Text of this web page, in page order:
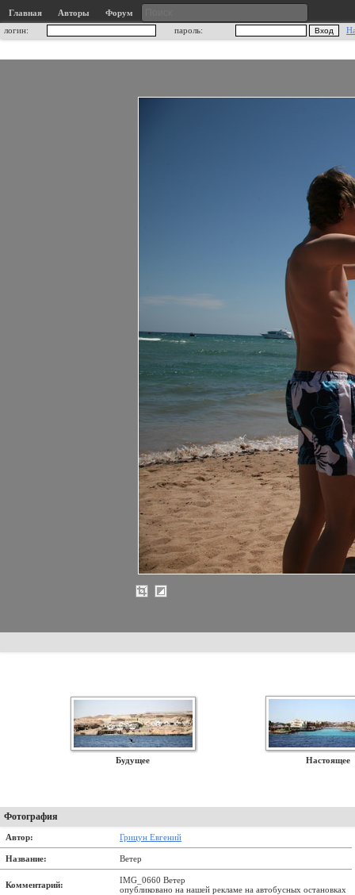
Главная Авторы
Форум
логин:
пароль:
Будущее Настоящее
Фотография
Автор: Грицун Евгений
Название: Ветер
Комментарий:
IMG_0660 Ветер
опубликовано на нашей рекламе на автобусных остановках